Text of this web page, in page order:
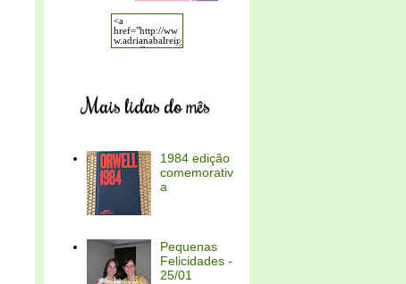
Mais lidas do mês
1984 edição
comemorativ
a
Pequenas
Felicidades -
25/01